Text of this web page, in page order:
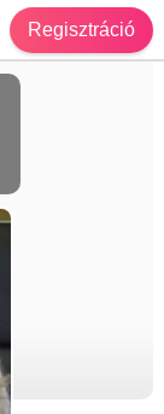
Regisztráció